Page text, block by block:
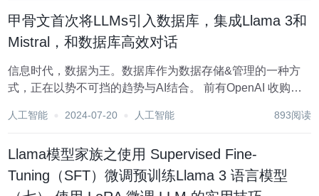
甲骨文首次将LLMs引入数据库，集成Llama 3和
Mistral，和数据库高效对话
信息时代，数据为王。数据库作为数据存储&管理的一种方
式，正在以势不可挡的趋势与AI结合。 前有OpenAI 收购了
骨文）作为全球最大的信息管理软件及服务供应商，近日发
人工智能 2024-07-20 人工智能 893阅读
Llama模型家族之使用 Supervised Fine-
Tuning（SFT）微调预训练Llama 3 语言模型